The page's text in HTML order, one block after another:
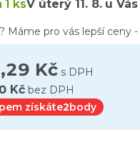
Kč s DPH
Kč bez DPH
získáte2body
1 ksV úterý 11. 8. u Vás
Máme pro vás lepší ceny -